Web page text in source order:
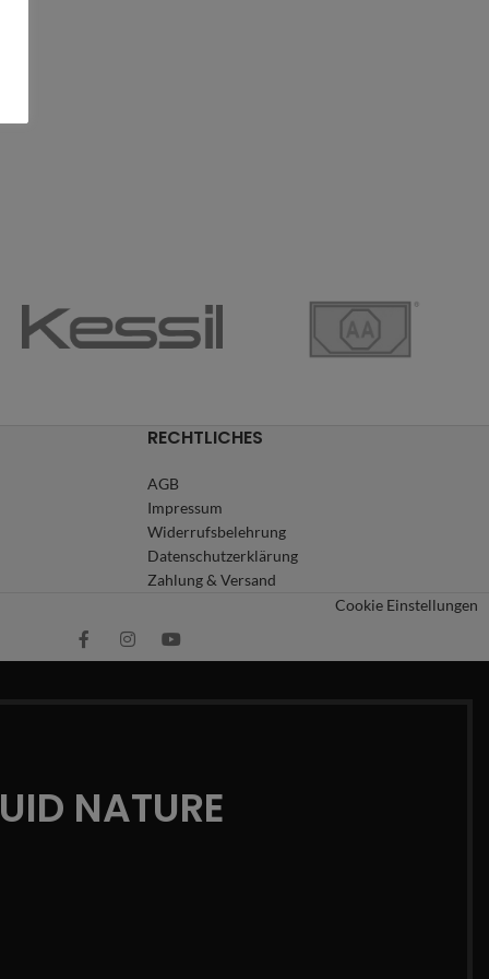
RECHTLICHES
AGB
Impressum
Widerrufsbelehrung
Datenschutzerklärung
Zahlung & Versand
Cookie Einstellungen
NATURE